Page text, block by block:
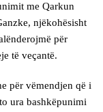
me Qarkun
njëkohësisht
për
të veçantë.
për vëmendjen që i
ura bashkëpunimi